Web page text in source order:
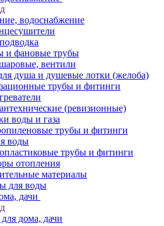
водоснабжение
и фановые трубы
вентили
душа и душевые лотки (желоба)
трубы и фитинги
(ревизионные)
воды и газа
трубы и фитинги
воды
трубы и фитинги
отопления
материалы
для воды
дачи
дома, дачи